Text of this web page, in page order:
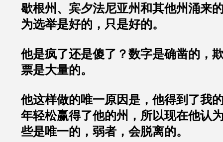
歇根州、宾夕法尼亚州和其他州涌来
为选举是好的，只是好的。
他是疯了还是傻了？数字是确凿的，
票是大量的。
他这样做的唯一原因是，他得到了我
年轻松赢得了他的州，所以现在他认
些是唯一的，弱者，会脱离的。